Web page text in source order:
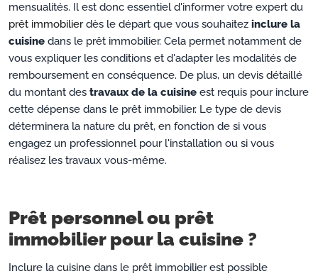
mensualités. Il est donc essentiel d'informer votre expert du
prêt immobilierdès le départ que vous souhaitez inclure la
cuisine dans le prêt immobilier. Cela permet notamment de
vous expliquer les conditions et d'adapter les modalités de
remboursement en conséquence. De plus, un devis détaillé
du montant des travaux de la cuisine est requis pour inclure
cette dépense dans le prêt immobilier. Le type de devis
déterminera la nature du prêt, en fonction de si vous
engagez un professionnel pour l'installation ou si vous
réalisez les travaux vous-même.
Prêt personnel ou prêt
immobilier pour la cuisine ?
Inclure la cuisine dans le prêt immobilier est possible